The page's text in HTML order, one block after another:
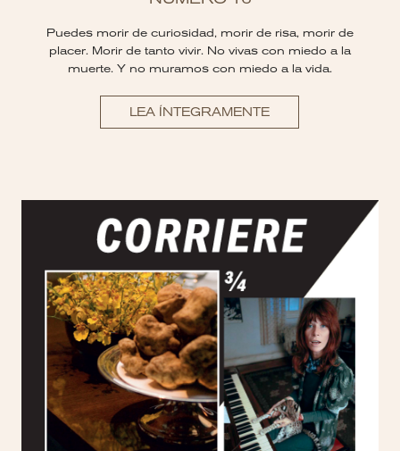
Puedes morir de curiosidad, morir de risa, morir de
placer. Morir de tanto vivir. No vivas con miedo a la
muerte. Y no muramos con miedo a la vida.
LEA ÍNTEGRAMENTE